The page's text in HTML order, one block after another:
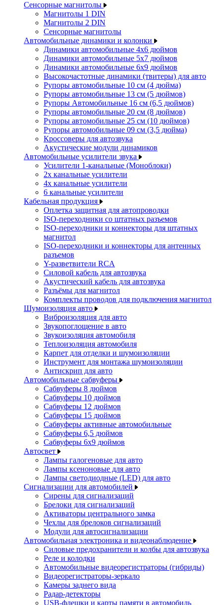
Сенсорные магнитолы
Магнитолы 1 DIN
Магнитолы 2 DIN
Сенсорные магнитолы
Автомобильные динамики и колонки
Динамики автомобильные 4x6 дюймов
Динамики автомобильные 5x7 дюймов
Динамики автомобильные 6x9 дюймов
Высокочастотные динамики (твитеры) для авто
Рупоры автомобильные 10 см (4 дюйма)
Рупоры автомобильные 13 см (5 дюймов)
Рупоры Автомобильные 16 см (6,5 дюймов)
Рупоры автомобильные 20 см (8 дюймов)
Рупоры автомобильные 25 см (10 дюймов)
Рупоры автомобильные 09 см (3,5 дюйма)
Кроссоверы для автозвука
Акустические модули динамиков
Автомобильные усилители звука
Усилители 1-канальные (Моноблоки)
2х канальные усилители
4х канальные усилители
6 канальные усилители
Кабельная продукция
Оплетка защитная для автопроводки
ISO-переходники со штатных разъемов
ISO-переходники и коннекторы для штатных
магнитол
ISO-переходники и коннекторы для антенных
разъемов
Y-разветвители RCA
Силовой кабель для автозвука
Акустический кабель для автозвука
Разъёмы для магнитол
Комплекты проводов для подключения магнитол
Шумоизоляция авто
Виброизоляция для авто
Звукопоглощение в авто
Звукоизоляция автомобиля
Теплоизоляция автомобиля
Карпет для отделки и шумоизоляции
Инструмент для монтажа шумоизоляции
Антискрип для авто
Автомобильные сабвуферы
Сабвуферы 8 дюймов
Сабвуферы 10 дюймов
Сабвуферы 12 дюймов
Сабвуферы 15 дюймов
Сабвуферы активные автомобильные
Сабвуферы 6,5 дюймов
Сабвуферы 6x9 дюймов
Автосвет
Лампы галогеновые для авто
Лампы ксеноновые для авто
Лампы светодиодные (LED) для авто
Сигнализации для автомобилей
Сирены для сигнализаций
Брелоки для сигнализаций
Активаторы центрального замка
Чехлы для брелоков сигнализаций
Модули для автосигнализации
Автомобильная электроника и видеонаблюдение
Силовые предохранители и колбы для автозвука
Реле и колодки
Автомобильные видеорегистраторы (гибриды)
Видеорегистраторы-зеркало
Камеры заднего вида
Радар-детекторы
USB-флешки и карты памяти в автомобиль